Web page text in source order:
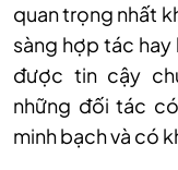
quan trọng nhất
sàng hợp tác hay
được tin cậy
những đối tác
minh bạch và có